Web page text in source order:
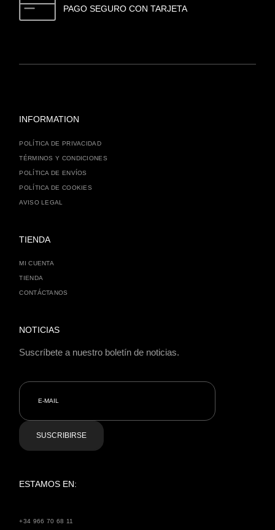
PAGO SEGURO CON TARJETA
INFORMATION
POLÍTICA DE PRIVACIDAD
TÉRMINOS Y CONDICIONES
POLÍTICA DE ENVÍOS
POLÍTICA DE COOKIES
AVISO LEGAL
TIENDA
MI CUENTA
TIENDA
CONTÁCTANOS
NOTICIAS
Suscríbete a nuestro boletín de noticias.
SUSCRIBIRSE
ESTAMOS EN:
+34 966 70 68 11